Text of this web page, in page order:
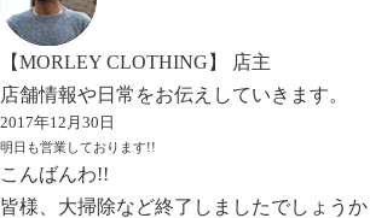
【MORLEY CLOTHING】 店主
店舗情報や日常をお伝えしていきます。
2017年12月30日
明日も営業しております!!
こんばんわ!!
皆様、大掃除など終了しましたでしょうか